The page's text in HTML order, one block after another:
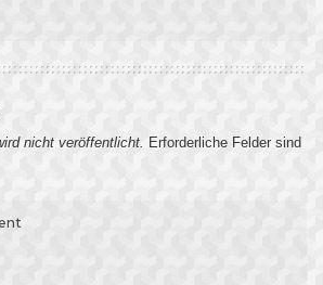
nicht veröffentlicht. Erforderliche Felder sind